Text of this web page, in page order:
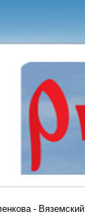
- Вяземский